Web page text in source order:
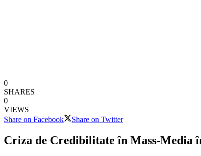
0
SHARES
0
VIEWS
Share on Facebook
Share on Twitter
Criza de Credibilitate în Mass-Media